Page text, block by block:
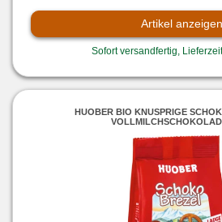
Artikel anzeigen
Sofort versandfertig,
HUOBER BIO KNUSPRIGE